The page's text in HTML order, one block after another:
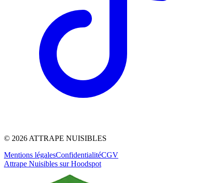
© 2026 ATTRAPE NUISIBLES
Mentions légalesConfidentialitéCGV
Attrape Nuisibles sur Hoodspot